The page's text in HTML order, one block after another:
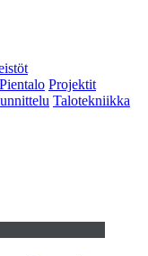
Pientalo Projektit
Talotekniikka